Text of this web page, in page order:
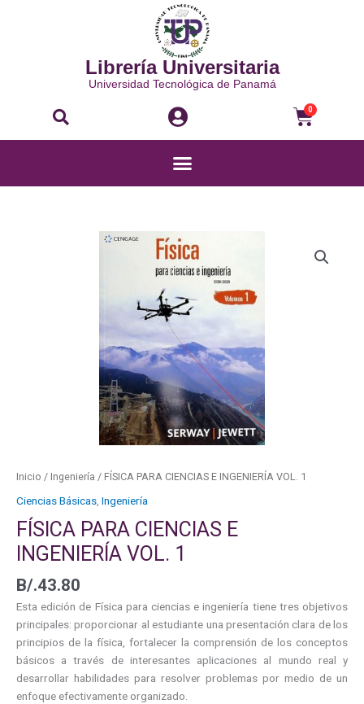
Librería Universitaria
Universidad Tecnológica de Panamá
Buscar 0
Menú
Inicio / Ingeniería / FÍSICA PARA CIENCIAS E INGENIERÍA VOL. 1
Ciencias Básicas Ingeniería
FÍSICA PARA CIENCIAS E
INGENIERÍA VOL. 1
B/.43.80
Esta edición de Física para ciencias e ingeniería tiene tres objetivos
principales: proporcionar al estudiante una presentación clara de los
principios de la física, fortalecer la comprensión de los conceptos
básicos a través de interesantes aplicaciones al mundo real y
desarrollar habilidades para resolver problemas por medio de un
enfoque efectivamente organizado.